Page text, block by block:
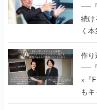
──
続け
く
作り
──
×『
も
で作